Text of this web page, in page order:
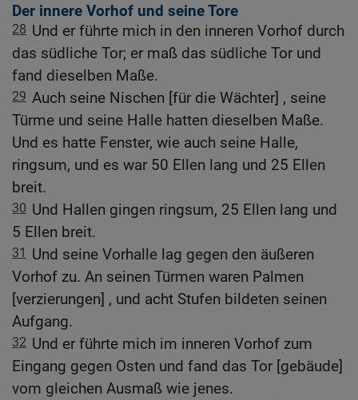
Der innere Vorhof und seine Tore
28 Und er führte mich in den inneren Vorhof durch
das südliche Tor; er maß das südliche Tor und
fand dieselben Maße.
29 Auch seine Nischen [für die Wächter] , seine
Türme und seine Halle hatten dieselben Maße.
Und es hatte Fenster, wie auch seine Halle,
ringsum, und es war 50 Ellen lang und 25 Ellen
breit.
30 Und Hallen gingen ringsum, 25 Ellen lang und
5 Ellen breit.
31 Und seine Vorhalle lag gegen den äußeren
Vorhof zu. An seinen Türmen waren Palmen
[verzierungen] , und acht Stufen bildeten seinen
Aufgang.
32 Und er führte mich im inneren Vorhof zum
Eingang gegen Osten und fand das Tor [gebäude]
vom gleichen Ausmaß wie jenes.